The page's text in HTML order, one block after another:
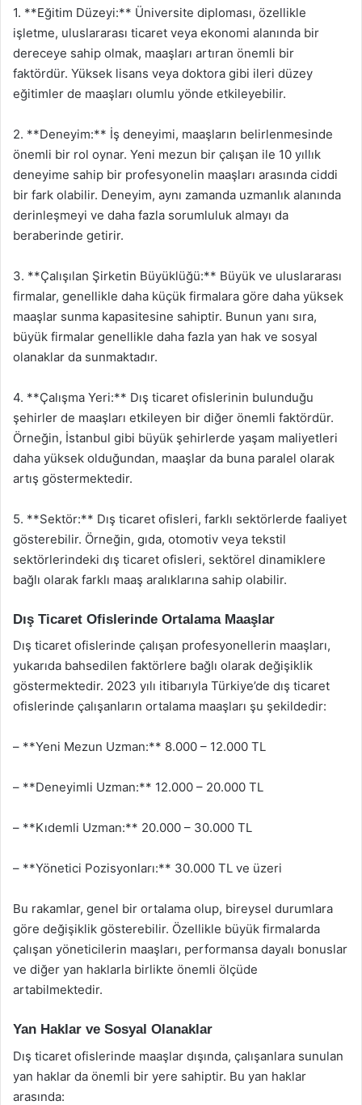
1. **Eğitim Düzeyi:** Üniversite diploması, özellikle
işletme, uluslararası ticaret veya ekonomi alanında bir
dereceye sahip olmak, maaşları artıran önemli bir
faktördür. Yüksek lisans veya doktora gibi ileri düzey
eğitimler de maaşları olumlu yönde etkileyebilir.
2. **Deneyim:** İş deneyimi, maaşların belirlenmesinde
önemli bir rol oynar. Yeni mezun bir çalışan ile 10 yıllık
deneyime sahip bir profesyonelin maaşları arasında ciddi
bir fark olabilir. Deneyim, aynı zamanda uzmanlık alanında
derinleşmeyi ve daha fazla sorumluluk almayı da
beraberinde getirir.
3. **Çalışılan Şirketin Büyüklüğü:** Büyük ve uluslararası
firmalar, genellikle daha küçük firmalara göre daha yüksek
maaşlar sunma kapasitesine sahiptir. Bunun yanı sıra,
büyük firmalar genellikle daha fazla yan hak ve sosyal
olanaklar da sunmaktadır.
4. **Çalışma Yeri:** Dış ticaret ofislerinin bulunduğu
şehirler de maaşları etkileyen bir diğer önemli faktördür.
Örneğin, İstanbul gibi büyük şehirlerde yaşam maliyetleri
daha yüksek olduğundan, maaşlar da buna paralel olarak
artış göstermektedir.
5. **Sektör:** Dış ticaret ofisleri, farklı sektörlerde faaliyet
gösterebilir. Örneğin, gıda, otomotiv veya tekstil
sektörlerindeki dış ticaret ofisleri, sektörel dinamiklere
bağlı olarak farklı maaş aralıklarına sahip olabilir.
Dış Ticaret Ofislerinde Ortalama Maaşlar
Dış ticaret ofislerinde çalışan profesyonellerin maaşları,
yukarıda bahsedilen faktörlere bağlı olarak değişiklik
göstermektedir. 2023 yılı itibarıyla Türkiye’de dış ticaret
ofislerinde çalışanların ortalama maaşları şu şekildedir:
– **Yeni Mezun Uzman:** 8.000 – 12.000 TL
– **Deneyimli Uzman:** 12.000 – 20.000 TL
– **Kıdemli Uzman:** 20.000 – 30.000 TL
– **Yönetici Pozisyonları:** 30.000 TL ve üzeri
Bu rakamlar, genel bir ortalama olup, bireysel durumlara
göre değişiklik gösterebilir. Özellikle büyük firmalarda
çalışan yöneticilerin maaşları, performansa dayalı bonuslar
ve diğer yan haklarla birlikte önemli ölçüde
artabilmektedir.
Yan Haklar ve Sosyal Olanaklar
Dış ticaret ofislerinde maaşlar dışında, çalışanlara sunulan
yan haklar da önemli bir yere sahiptir. Bu yan haklar
arasında: